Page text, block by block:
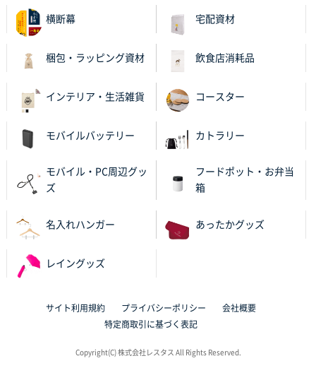
不織布スクエアトート(A4サイズ)
2025年10月28日 17:10
ワンポイントポリ袋 A4サイズ
1000枚
サイトが見やすい
ワンポイントポリ袋 A4サイズ
サイト構成が解りやすかったから
ブックメモ付箋
200枚
2025年10月16日 10:30
横断幕 宅配資材
梱包・ラッピング資材 飲食店消耗品
インテリア・生活雑貨 コースター
モバイルバッテリー カトラリー
モバイル・PC周辺グッ
ズ
フードポット・お弁当
箱
名入れハンガー あったかグッズ
レイングッズ
サイト利用規約 プライバシーポリシー
会社概要
特定商取引に基づく表記
Copyright(C) 株式会社レスタス All Rights Reserved.